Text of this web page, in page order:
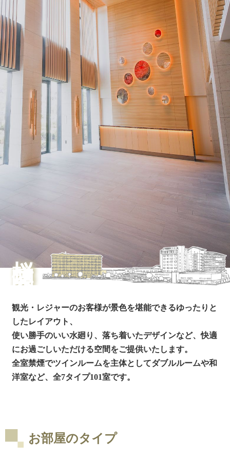
観光・レジャーのお客様が景色を堪能できるゆったりと
したレイアウト、
使い勝手のいい水廻り、落ち着いたデザインなど、快適
にお過ごしいただける空間をご提供いたします。
全室禁煙でツインルームを主体としてダブルルームや和
洋室など、全7タイプ101室です。
お部屋のタイプ